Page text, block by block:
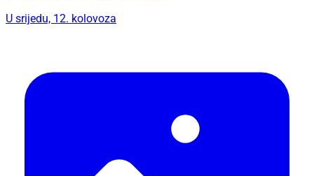
U srijedu, 12. kolovoza